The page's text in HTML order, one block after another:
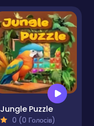
Jungle Puzzle
0 (0 Голосів)